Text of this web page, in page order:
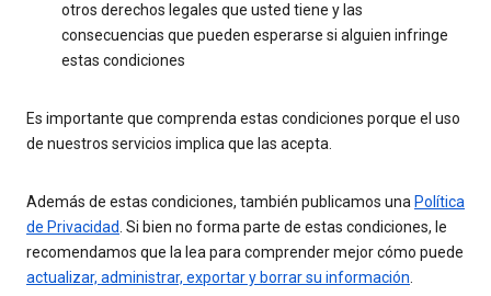
otros derechos legales que usted tiene y las
consecuencias que pueden esperarse si alguien infringe
estas condiciones
Es importante que comprenda estas condiciones porque el uso
de nuestros servicios implica que las acepta.
Además de estas condiciones, también publicamos una Política
de Privacidad. Si bien no forma parte de estas condiciones, le
recomendamos que la lea para comprender mejor cómo puede
actualizar, administrar, exportar y borrar su información.